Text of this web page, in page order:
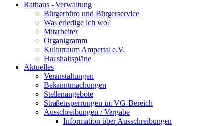
Rathaus - Verwaltung
Bürgerbüro und Bürgerservice
Was erledige ich wo?
Mitarbeiter
Organigramm
Kulturraum Ampertal e.V.
Haushaltspläne
Aktuelles
Veranstaltungen
Bekanntmachungen
Stellenangebote
Straßensperrungen im VG-Bereich
Ausschreibungen / Vergabe
Information über Ausschreibungen